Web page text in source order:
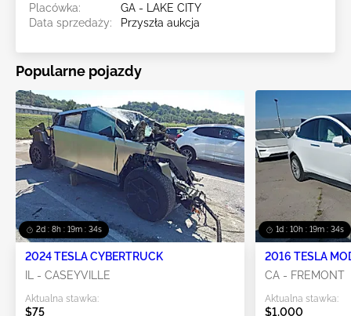
Placówka:
GA - LAKE CITY
Data sprzedaży:
Przyszła aukcja
Popularne pojazdy
2d : 8h : 19m : 33s
2024 TESLA CYBERTRUCK
IL - CASEYVILLE
Aktualna stawka:
$75
1d : 10h : 19m : 33s
2016 TESLA
CA - FREMONT
Aktualna stawka:
$1,000